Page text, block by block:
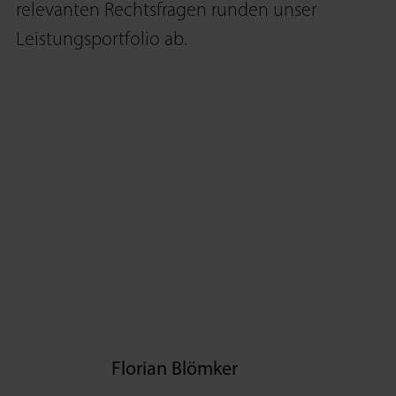
relevanten Rechts­fragen runden unser
Leistungs­portfolio ab.
Florian Blömker